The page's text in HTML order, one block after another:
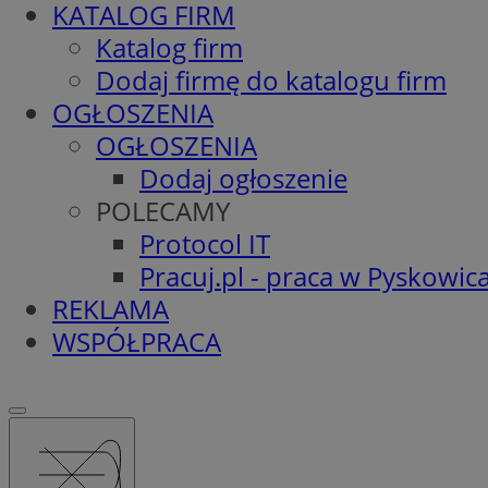
KATALOG FIRM
Katalog firm
Dodaj firmę do katalogu firm
OGŁOSZENIA
OGŁOSZENIA
Dodaj ogłoszenie
POLECAMY
Protocol IT
Pracuj.pl - praca w
REKLAMA
WSPÓŁPRACA